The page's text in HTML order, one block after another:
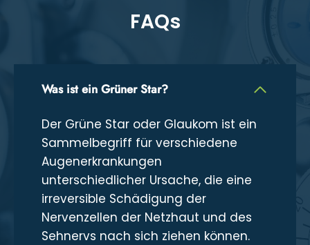
FAQs
Was ist ein Grüner Star?
Der Grüne Star oder Glaukom ist ein
Sammelbegriff für verschiedene
Augenerkrankungen
unterschiedlicher Ursache, die eine
irreversible Schädigung der
Nervenzellen der Netzhaut und des
Sehnervs nach sich ziehen können.